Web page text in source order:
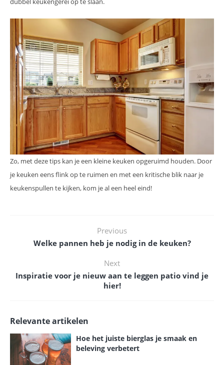
Zo, met deze tips kan je een kleine keuken opgeruimd houden. Door
je keuken eens flink op te ruimen en met een kritische blik naar je
keukenspullen te kijken, kom je al een heel eind!
Previous
Welke pannen heb je nodig in de keuken?
Next
Inspiratie voor je nieuw aan te leggen patio vind je
hier!
Relevante artikelen
Hoe het juiste bierglas je smaak en
beleving verbetert